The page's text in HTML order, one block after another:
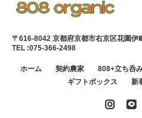
〒616-8042 京都府京都市右京区花園伊
TEL :075-366-2498
ホーム 契約農家 808+立ち呑
ギフトボックス
新